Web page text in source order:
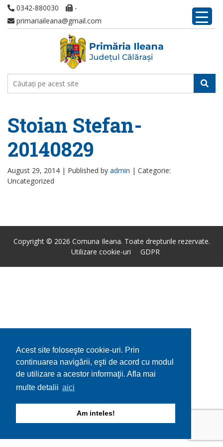
Acest site foloseşte cookie-uri. Prin
continuarea navigării, eşti de acord cu modul
de utilizare a acestor informaţii. Afla mai
multe detalii aici
Am inteles!
0342-880030
-
primariaileana@gmail.com
Stoian Stefan-
20140829
August 29, 2014 | Published by admin | Categorie:
Uncategorized
Copyright © 2026 Comuna Ileana. Toate drepturile rezervate.
Utilizare cookie-uri
GDPR